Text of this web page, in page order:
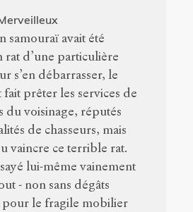
samouraï avait été
rat d’une particulière
s’en débarrasser, le
fait prêter les services de
du voisinage, réputés
de chasseurs, mais
vaincre ce terrible rat.
lui-même vainement
- non sans dégâts
pour le fragile mobilier